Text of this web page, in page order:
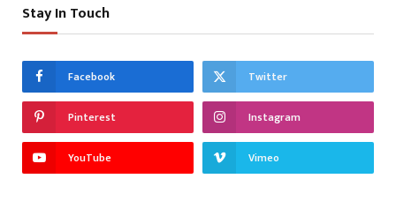
Stay In Touch
Facebook Twitter
Pinterest Instagram
YouTube Vimeo